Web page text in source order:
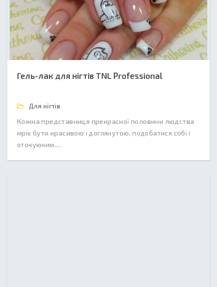
Гель-лак для нігтів TNL Professional
Для нігтів
Кожна представниця прекрасної половини людства
мріє бути красивою і доглянутою, подобатися собі і
оточуючим....